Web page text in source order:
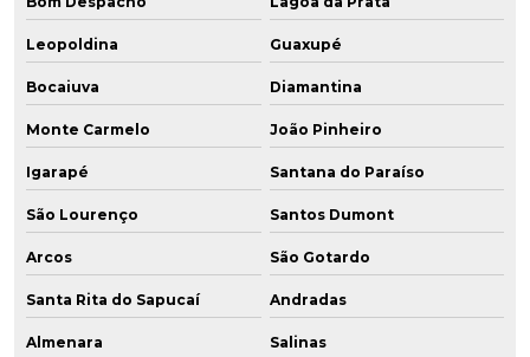
Leopoldina Guaxupé
Bocaiuva Diamantina
Monte Carmelo João Pinheiro
Igarapé Santana do Paraíso
São Lourenço Santos Dumont
Arcos São Gotardo
Santa Rita do Sapucaí Andradas
Almenara Salinas